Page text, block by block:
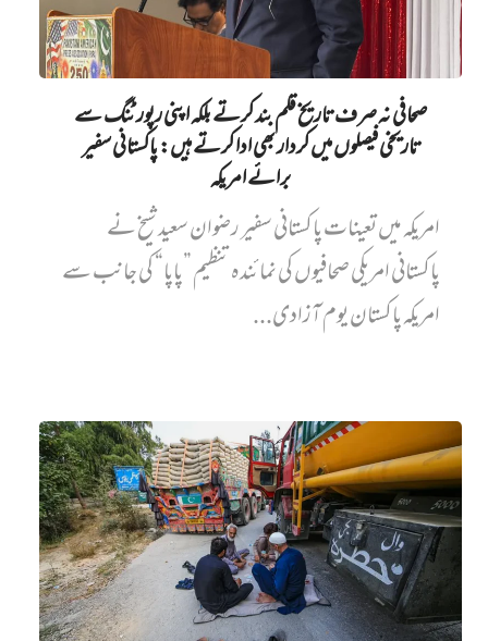
صحافی نہ صرف تاریخ قلم بند کرتے بلکہ اپنی رپورٹنگ سے
تاریخی فیصلوں میں کردار بھی ادا کرتے ہیں: پاکستانی سفیر
برائے امریکہ
امریکہ میں تعینات پاکستانی سفیر رضوان سعید شیخ نے
پاکستانی امریکی صحافیوں کی نمائندہ تنظیم ”پاپا“ کی جانب سے
امریکہ پاکستان یوم آزادی...